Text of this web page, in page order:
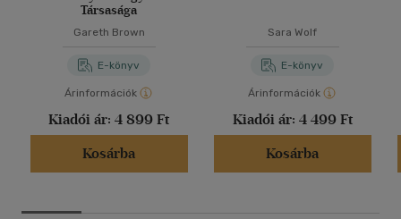
Társasága
Gareth Brown
E-könyv
Árinformációk
Kiadói ár: 4 899 Ft
Kosárba
Sara Wolf
E-könyv
Árinformációk
Kiadói ár: 4 499 Ft
Kosárba